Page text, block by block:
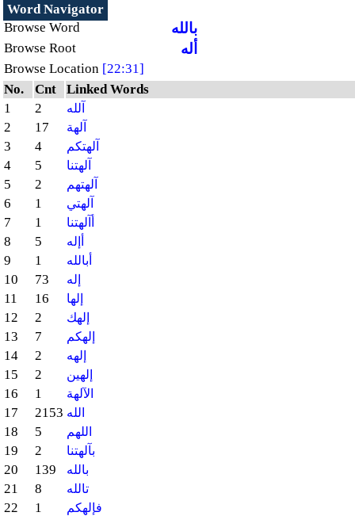
Word Navigator
Browse Word
بالله
Browse Root أله
Browse Location [22:31]
No.
Cnt
Linked Words
1
2 آلله
2 17 آلهة
3 4 آلهتكم
4 5 آلهتنا
5 2 آلهتهم
6 1 آلهتي
7 1 أآلهتنا
8 5 أإله
9 1 أبالله
10 73 إله
11 16 إلها
12 2 إلهك
13 7 إلهكم
14 2 إلهه
15 2 إلهين
16 1 الآلهة
17 2153 الله
18 5 اللهم
19 2 بآلهتنا
20 139 بالله
21 8 تالله
22 1 فإلهكم